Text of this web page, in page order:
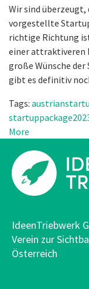
Wir sind überzeugt,
vorgestellte
richtige Richtung
einer attraktiveren
große Wünsche
gibt es definitiv
Tags:
More
IdeenTriebwerk
Verein zur
Österreich